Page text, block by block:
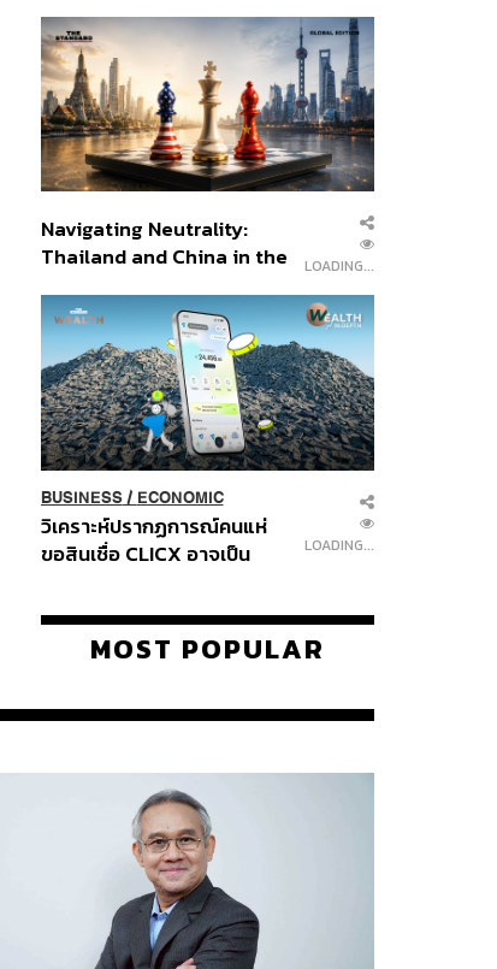
ส่วนยุทธศาสตร์ไทย –
อินโดนีเซีย
Navigating Neutrality:
Thailand and China in the
Order
LOADING...
BUSINESS/ ECONOMIC
วิเคราะห์ปรากฏการณ์คนแห่
ขอสินเชื่อ CLICX อาจเป็น
ปัญหาหนี้ครัวเรือนไทยที่ถูกซุก
LOADING...
MOST POPULAR